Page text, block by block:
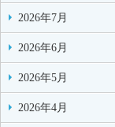
2026年7月
2026年6月
2026年5月
2026年4月